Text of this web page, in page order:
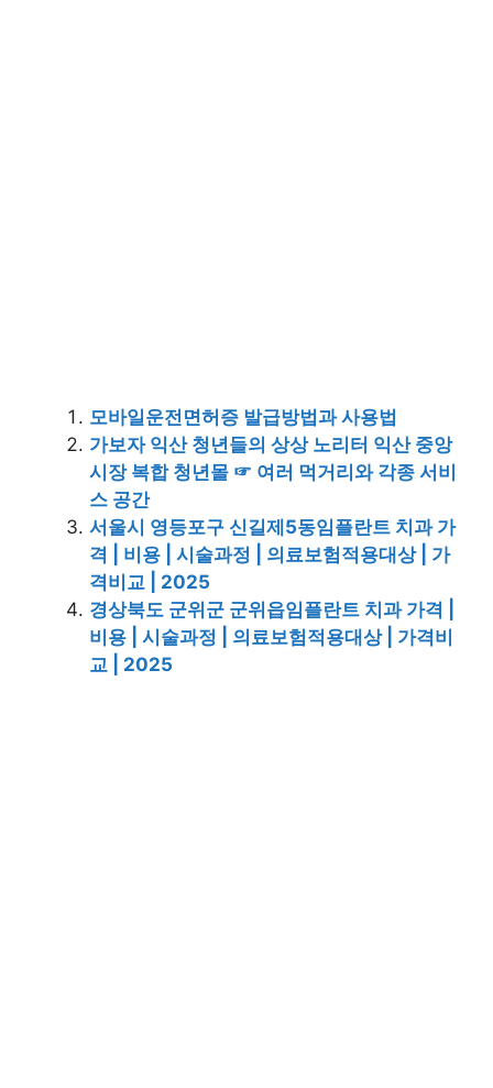
모바일운전면허증 발급방법과 사용법
가보자 익산 청년들의 상상 노리터 익산 중앙
시장 복합 청년몰 ☞ 여러 먹거리와 각종 서비
스 공간
서울시 영등포구 신길제5동임플란트 치과 가
격 | 비용 | 시술과정 | 의료보험적용대상 | 가
격비교 | 2025
경상북도 군위군 군위읍임플란트 치과 가격 |
비용 | 시술과정 | 의료보험적용대상 | 가격비
교 | 2025